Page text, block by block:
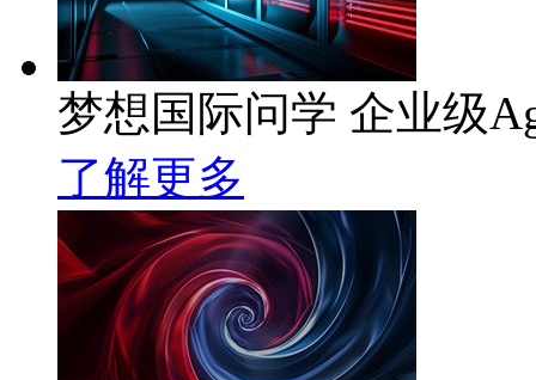
梦想国际问学 企业级
了解更多